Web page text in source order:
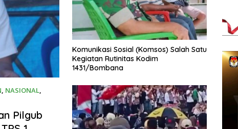
, NASIONAL,
Pilgub
Komunikasi Sosial (Komsos) Salah Satu
Kegiatan Rutinitas Kodim
1431/Bombana